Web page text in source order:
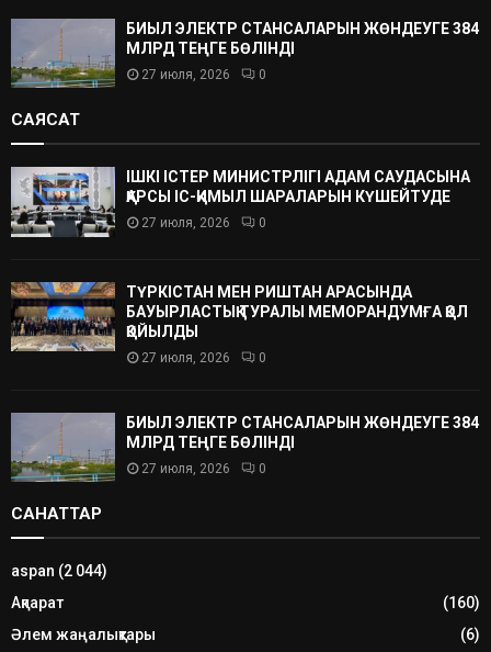
БИЫЛ ЭЛЕКТР СТАНСАЛАРЫН ЖӨНДЕУГЕ 384
МЛРД ТЕҢГЕ БӨЛІНДІ
27 июля, 2026 0
САЯСАТ
ІШКІ ІСТЕР МИНИСТРЛІГІ АДАМ САУДАСЫНА
ҚАРСЫ ІС-ҚИМЫЛ ШАРАЛАРЫН КҮШЕЙТУДЕ
27 июля, 2026 0
ТҮРКІСТАН МЕН РИШТАН АРАСЫНДА
БАУЫРЛАСТЫҚ ТУРАЛЫ МЕМОРАНДУМҒА ҚОЛ
ҚОЙЫЛДЫ
27 июля, 2026 0
БИЫЛ ЭЛЕКТР СТАНСАЛАРЫН ЖӨНДЕУГЕ 384
МЛРД ТЕҢГЕ БӨЛІНДІ
27 июля, 2026 0
САНАТТАР
aspan (2 044)
Ақпарат
(160)
Әлем жаңалықтары
(6)